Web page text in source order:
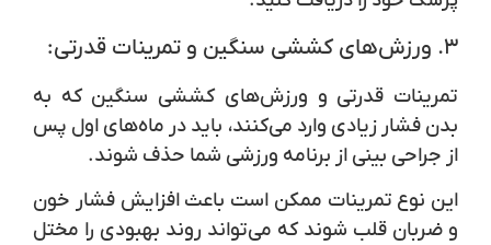
۳. ورزش‌های کششی سنگین و تمرینات قدرتی:
تمرینات قدرتی و ورزش‌های کششی سنگین که به
بدن فشار زیادی وارد می‌کنند، باید در ماه‌های اول پس
از جراحی بینی از برنامه ورزشی شما حذف شوند.
این نوع تمرینات ممکن است باعث افزایش فشار خون
و ضربان قلب شوند که می‌تواند روند بهبودی را مختل